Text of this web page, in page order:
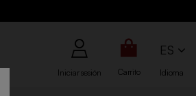
Iniciar sesión Carrito
ES
Idioma